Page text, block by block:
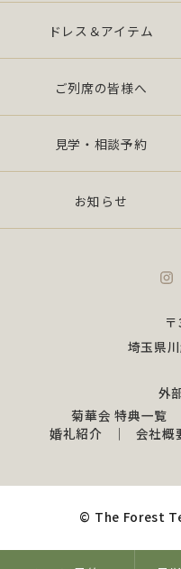
た、当社役員・全従
底」し、個人情報保
に実施し、維持し
3.個人情報の漏えい
正について
的安全措置を講じ、
を確保するために諸
（1）組織的安全措置
の策定、監督を
（2）物理的安全措置
（3）技術的安全措置
定め、正確性・
ます。
4.苦情及び相談への
当社は、法で定める
客様及び役員及び
ドレス＆アイテム
ご列席の皆様へ
見学・相談予約
お知らせ
外
菊華会 特典一覧
婚礼紹介
会社概
埼玉県
© The Forest